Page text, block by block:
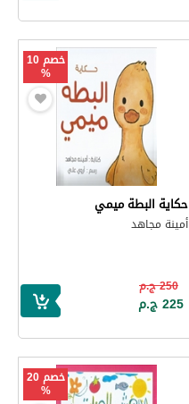
خصم 10
%
حكاية البطة ميمي
أمينة مجاهد
250 ج.م
225 ج.م
خصم 20
%